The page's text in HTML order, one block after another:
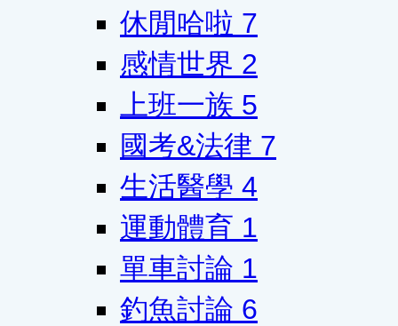
休閒哈啦 7
感情世界 2
上班一族 5
國考&法律 7
生活醫學 4
運動體育 1
單車討論 1
釣魚討論 6